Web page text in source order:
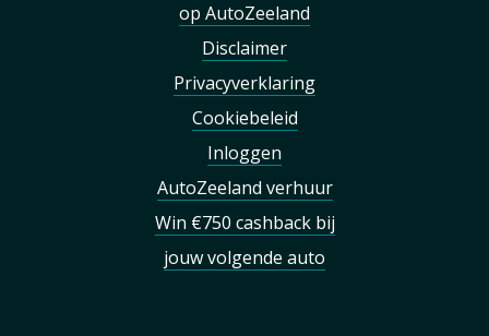
op AutoZeeland
Disclaimer
Privacyverklaring
Cookiebeleid
Inloggen
AutoZeeland verhuur
Win €750 cashback bij
jouw volgende auto